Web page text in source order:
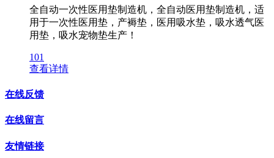
全自动一次性医用垫制造机，全自动医用垫制造机，适
用于一次性医用垫，产褥垫，医用吸水垫，吸水透气医
用垫，吸水宠物垫生产！
101
查看详情
在线反馈
在线留言
友情链接